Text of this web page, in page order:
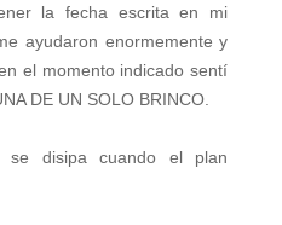
la fecha escrita en mi
ayudaron enormemente y
el momento indicado sentí
DE UN SOLO BRINCO.
disipa cuando el plan